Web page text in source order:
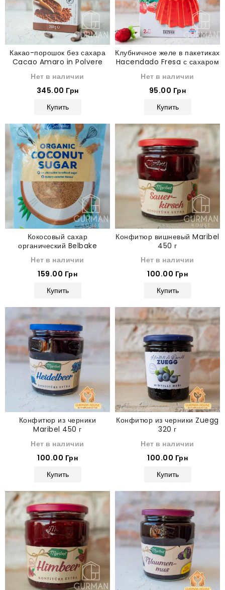
Какао-порошок без сахара
Cacao Amaro in Polvere
Нет в наличии
345.00 Грн
Купить
Клубничное желе в пакетиках
Hacendado Fresa с сахаром
Нет в наличии
95.00 Грн
Купить
Кокосовый сахар
органический Belbake
Нет в наличии
159.00 Грн
Купить
Конфитюр вишневый Maribel
450 г
Нет в наличии
100.00 Грн
Купить
Конфитюр из черники
Maribel 450 г
Нет в наличии
100.00 Грн
Купить
Конфитюр из черники Zuegg
320 г
Нет в наличии
100.00 Грн
Купить